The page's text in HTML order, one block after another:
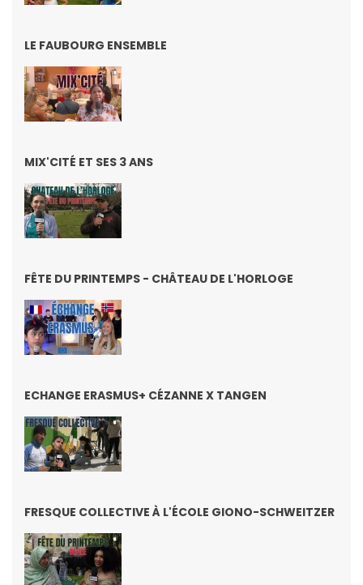
LE FAUBOURG ENSEMBLE
MIX'CITÉ ET SES 3 ANS
FÊTE DU PRINTEMPS - CHÂTEAU DE L'HORLOGE
ECHANGE ERASMUS+ CÉZANNE X TANGEN
FRESQUE COLLECTIVE À L'ÉCOLE GIONO-SCHWEITZER